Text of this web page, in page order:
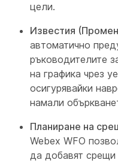
цели.
Известия
автоматично
ръководителите
на графика чрез
осигурявайки
намали
Планиране на
Webex WFO
да добавят срещи